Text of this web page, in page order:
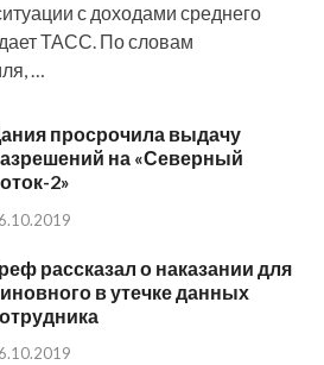
с доходами среднего
ТАСС. По словам
…
просрочила выдачу
на «Северный
2»
рассказал о наказании для
в утечке данных